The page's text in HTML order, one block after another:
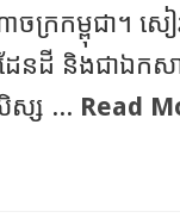
ាចក្រ​កម្ពុជា​។ ស
ែនដី​ និង​ជា​ឯកស
ស្ស​ ... Read